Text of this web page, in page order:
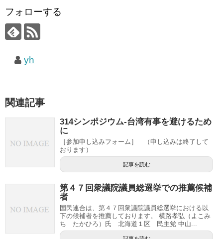
フォローする
yh
関連記事
314シンポジウム-台湾有事を避けるため
に
［参加申し込みフォーム］ （申し込みは終了して
おります）
記事を読む
第４７回衆議院議員総選挙での推薦候補
者
国民連合は、第４７回衆議院議員総選挙における以
下の候補者を推薦しております。 横路孝弘（よこみ
ち たかひろ）氏 北海道１区 民主党 中山...